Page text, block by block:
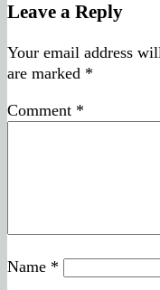
Leave a Reply
Your email address
are marked *
Comment *
Name *